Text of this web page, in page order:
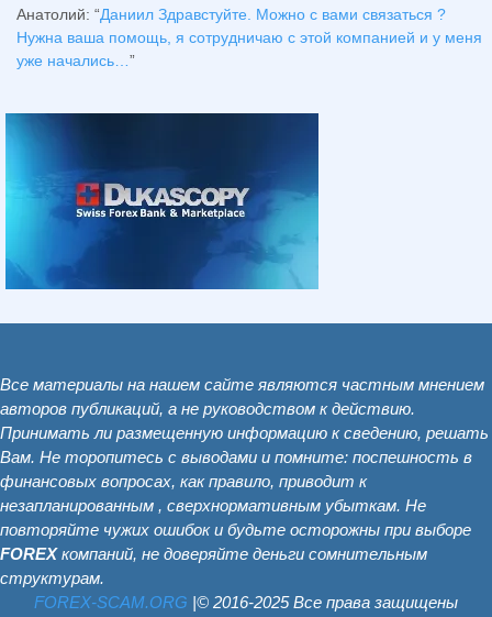
Анатолий: “Даниил Здравстуйте. Можно с вами связаться ?
Нужна ваша помощь, я сотрудничаю с этой компанией и у меня
уже начались…”
Все материалы на нашем сайте являются частным мнением
авторов публикаций, а не руководством к действию.
Принимать ли размещенную информацию к сведению, решать
Вам. Не торопитесь с выводами и помните: поспешность в
финансовых вопросах, как правило, приводит к
незапланированным , сверхнормативным убыткам. Не
повторяйте чужих ошибок и будьте осторожны при выборе
FOREXкомпаний, не доверяйте деньги сомнительным
структурам.
FOREX-SCAM.ОRG |© 2016-2025 Все права защищены